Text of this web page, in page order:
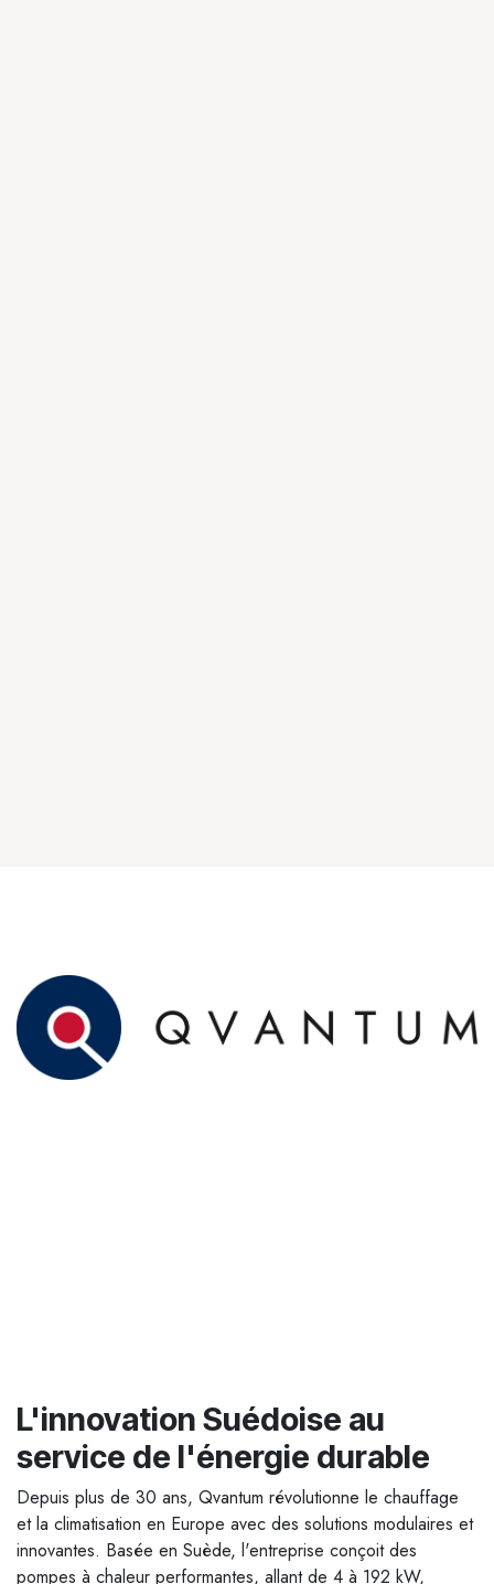
L'innovation Suédoise au
service de l'énergie durable
Depuis plus de 30 ans, Qvantum révolutionne le chauffage
et la climatisation en Europe avec des solutions modulaires et
innovantes. Basée en Suède, l'entreprise conçoit des
pompes à chaleur performantes, allant de 4 à 192 kW,